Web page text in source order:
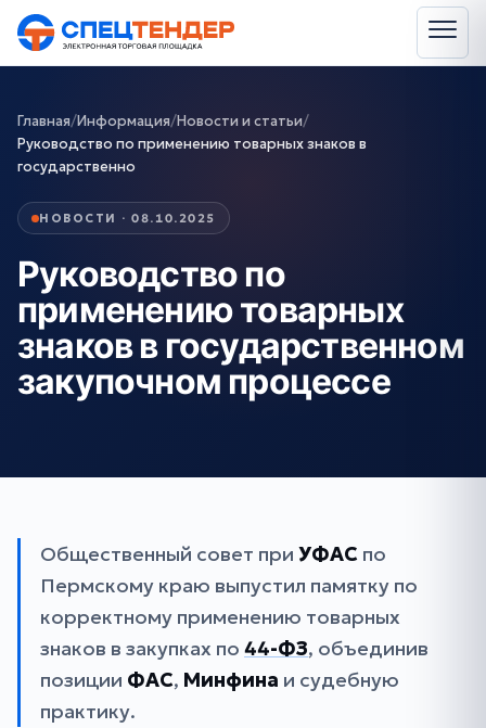
Главная/Информация/Новости и статьи/
Руководство по применению товарных знаков в
государственно
НОВОСТИ · 08.10.2025
Руководство по
применению товарных
знаков в государственном
закупочном процессе
Общественный совет при УФАС по
Пермскому краю выпустил памятку по
корректному применению товарных
знаков в закупках по 44-ФЗ, объединив
позиции ФАС, Минфина и судебную
практику.